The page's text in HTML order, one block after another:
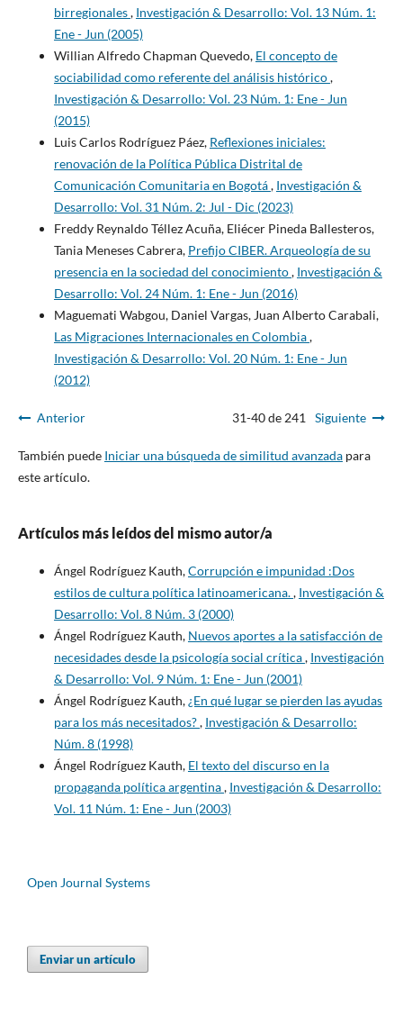
birregionales, Investigación & Desarrollo: Vol. 13 Núm. 1:
Ene - Jun (2005)
Willian Alfredo Chapman Quevedo, El concepto de
sociabilidad como referente del análisis histórico,
Investigación & Desarrollo: Vol. 23 Núm. 1: Ene - Jun
(2015)
Luis Carlos Rodríguez Páez, Reflexiones iniciales:
renovación de la Política Pública Distrital de
Comunicación Comunitaria en Bogotá, Investigación &
Desarrollo: Vol. 31 Núm. 2: Jul - Dic (2023)
Freddy Reynaldo Téllez Acuña, Eliécer Pineda Ballesteros,
Tania Meneses Cabrera, Prefijo CIBER. Arqueología de su
presencia en la sociedad del conocimiento, Investigación &
Desarrollo: Vol. 24 Núm. 1: Ene - Jun (2016)
Maguemati Wabgou, Daniel Vargas, Juan Alberto Carabali,
Las Migraciones Internacionales en Colombia,
Investigación & Desarrollo: Vol. 20 Núm. 1: Ene - Jun
(2012)
Anterior 31-40 de 241 Siguiente
También puede Iniciar una búsqueda de similitud avanzadapara
este artículo.
Artículos más leídos del mismo autor/a
Ángel Rodríguez Kauth,Corrupción e impunidad :Dos
estilos de cultura política latinoamericana., Investigación &
Desarrollo: Vol. 8 Núm. 3 (2000)
Ángel Rodríguez Kauth, Nuevos aportes a la satisfacción de
necesidades desde la psicología social crítica, Investigación
& Desarrollo: Vol. 9 Núm. 1: Ene - Jun (2001)
Ángel Rodríguez Kauth,¿En qué lugar se pierden las ayudas
para los más necesitados?, Investigación & Desarrollo:
Núm. 8 (1998)
Ángel Rodríguez Kauth, El texto del discurso en la
propaganda política argentina, Investigación & Desarrollo:
Vol. 11 Núm. 1: Ene - Jun (2003)
Open Journal Systems
Enviar un artículo